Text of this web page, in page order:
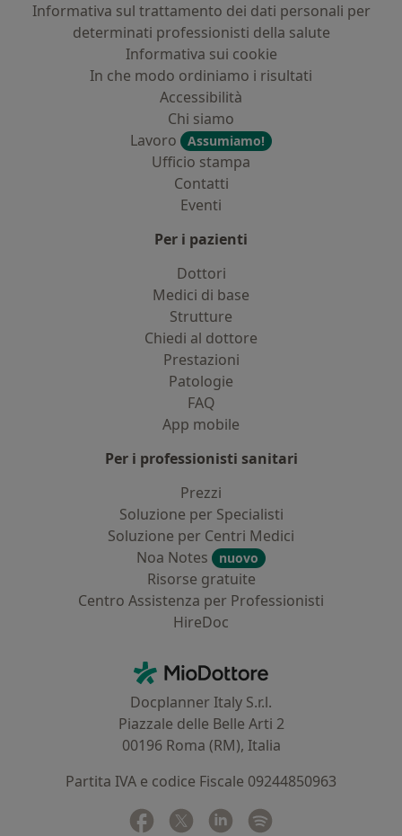
Informativa sul trattamento dei dati personali per
determinati professionisti della salute
Informativa sui cookie
In che modo ordiniamo i risultati
Accessibilità
Chi siamo
Lavoro
Assumiamo!
Ufficio stampa
Contatti
Eventi
Per i pazienti
Dottori
Medici di base
Strutture
Chiedi al dottore
Prestazioni
Patologie
FAQ
App mobile
Per i professionisti sanitari
Prezzi
Soluzione per Specialisti
Soluzione per Centri Medici
Noa Notes
nuovo
Risorse gratuite
Centro Assistenza per Professionisti
HireDoc
MioDottore - Homepage
Docplanner Italy S.r.l.
Piazzale delle Belle Arti 2
00196 Roma (RM), Italia
Partita IVA e codice Fiscale 09244850963
Facebook
si apre in una nuova scheda
Twitter
si apre in una nuova scheda
Linkedin
si apre in una nuova